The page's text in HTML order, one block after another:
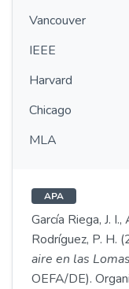
Vancouver
IEEE
Harvard
Chicago
MLA
APA
García Riega, J.
Rodríguez, P. H.
aire en las
OEFA/DE).